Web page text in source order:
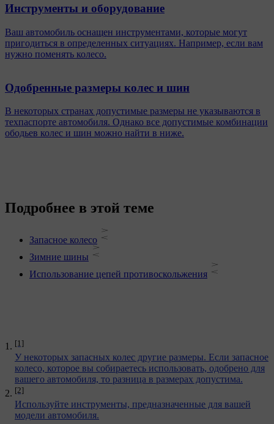
[1]
У некоторых запасных колес другие размеры. Если запасное
колесо, которое вы собираетесь использовать, одобрено для
вашего автомобиля, то разница в размерах допустима.
[2]
Используйте инструменты, предназначенные для вашей
модели автомобиля.
Инструменты и оборудование
Ваш автомобиль оснащен инструментами, которые могут
пригодиться в определенных ситуациях. Например, если вам
нужно поменять колесо.
Одобренные размеры колес и шин
В некоторых странах допустимые размеры не указываются в
техпаспорте автомобиля. Однако все допустимые комбинации
ободьев колес и шин можно найти в ниже.
Подробнее в этой теме
Запасное колесо
Зимние шины
Использование цепей противоскольжения